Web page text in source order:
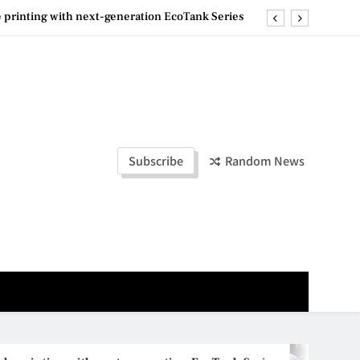
printing with next-generation EcoTank Series
printing with next-generation EcoTank Series
马来西亚妈妈提供分享剖腹产复原历程的空间
Subscribe Random News